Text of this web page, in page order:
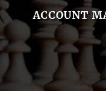
ACCOUNT